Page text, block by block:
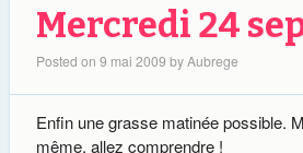
Mercredi 24
Posted on 9 mai 2009 byAubrege
Enfin une grasse matinée possible.
même, allez comprendre !